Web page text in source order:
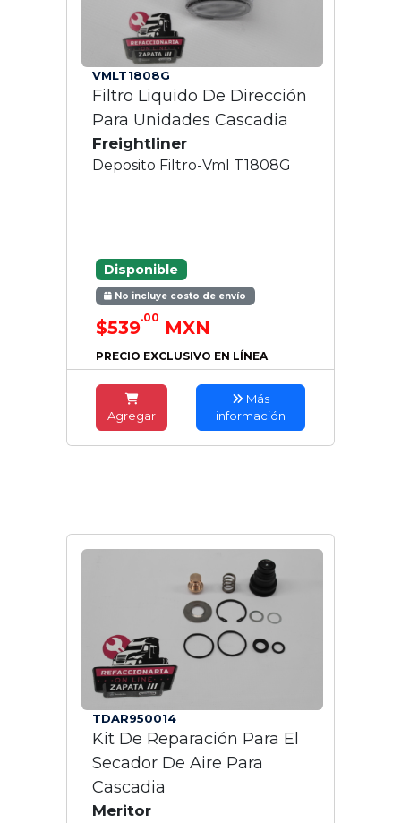
VMLT1808G
Filtro Liquido De Dirección
Para Unidades Cascadia
Freightliner
Deposito Filtro-Vml T1808G
Disponible
No incluye costo de envío
$539.00 MXN
PRECIO EXCLUSIVO EN LÍNEA
Agregar
Más
información
TDAR950014
Kit De Reparación Para El
Secador De Aire Para
Cascadia
Meritor